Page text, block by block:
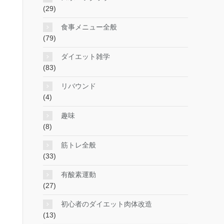
(29)
食事メニュー全般
(79)
ダイエット雑学
(83)
リバウンド
(4)
趣味
(8)
筋トレ全般
(33)
有酸素運動
(27)
初心者のダイエット肉体改造
(13)